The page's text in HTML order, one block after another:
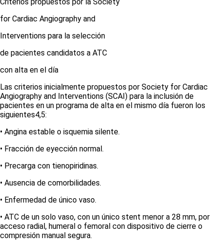
for Cardiac Angiography and
Interventions para la selección
de pacientes candidatos a ATC
con alta en el día
Las criterios inicialmente propuestos por Society for Cardiac
Angiography and Interventions (SCAI) para la inclusión de
pacientes en un programa de alta en el mismo día fueron los
siguientes4,5:
• Angina estable o isquemia silente.
• Fracción de eyección normal.
• Precarga con tienopiridinas.
• Ausencia de comorbilidades.
• Enfermedad de único vaso.
• ATC de un solo vaso, con un único stent menor a 28 mm, por
acceso radial, humeral o femoral con dispositivo de cierre o
compresión manual segura.